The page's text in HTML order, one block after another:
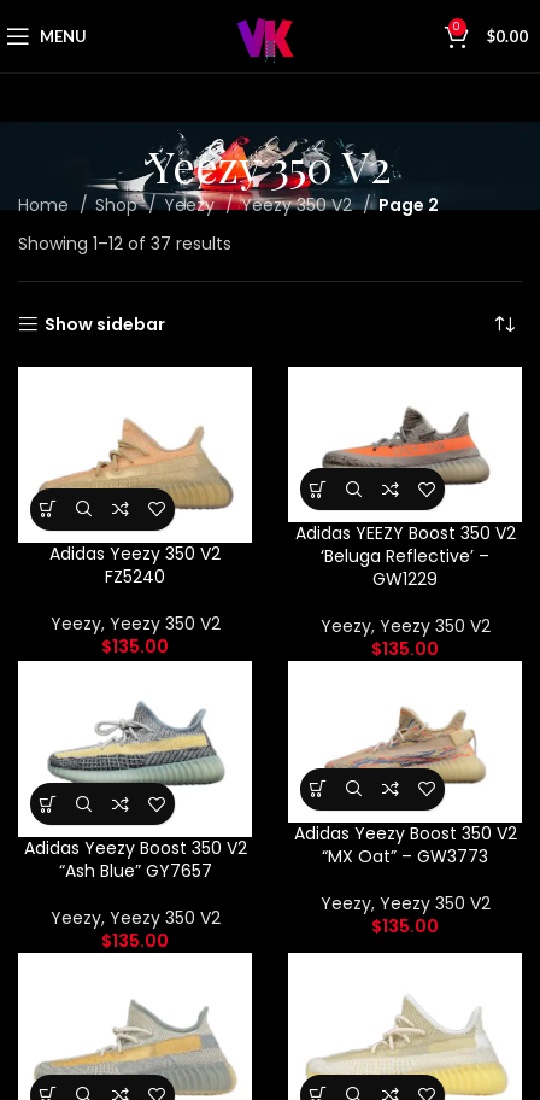
MENU 0 $0.00
Yeezy 350 V2
Home Shop Yeezy Yeezy 350 V2
Page 2
Showing 1–12 of 37 results
Show sidebar
Adidas Yeezy 350 V2
FZ5240
Yeezy, Yeezy 350 V2
$135.00
Adidas YEEZY Boost 350 V2
‘Beluga Reflective’ –
GW1229
Yeezy, Yeezy 350 V2
$135.00
Adidas Yeezy Boost 350 V2
“Ash Blue” GY7657
Yeezy, Yeezy 350 V2
$135.00
Adidas Yeezy Boost 350 V2
“MX Oat” – GW3773
Yeezy, Yeezy 350 V2
$135.00